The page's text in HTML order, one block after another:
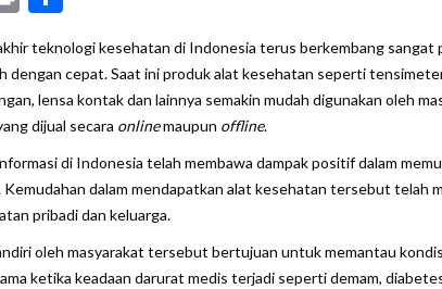
teknologi kesehatan di Indonesia terus berkembang sangat
dengan cepat. Saat ini produk alat kesehatan seperti
lensa kontak dan lainnya semakin mudah digunakan oleh
dijual secara onlinemaupun offline.
di Indonesia telah membawa dampak positif dalam
dalam mendapatkan alat kesehatan tersebut telah
pribadi dan keluarga.
oleh masyarakat tersebut bertujuan untuk memantau
ketika keadaan darurat medis terjadi seperti demam,